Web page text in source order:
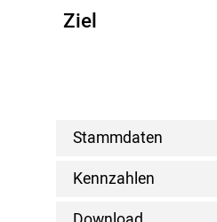
Ziel
Stammdaten
Kennzahlen